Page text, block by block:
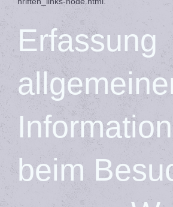
Erfassung
beim